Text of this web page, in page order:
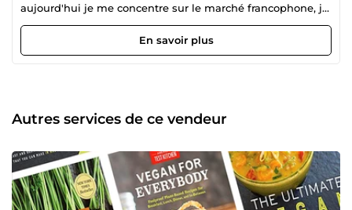
aujourd'hui je me concentre sur le marché francophone, je
mets donc à votre disposition mes compétences et mon
expérience afin de satisfaire vos besoins et vos exigences
en matière de création et de rédaction.
En savoir plus
Autres services de ce vendeur